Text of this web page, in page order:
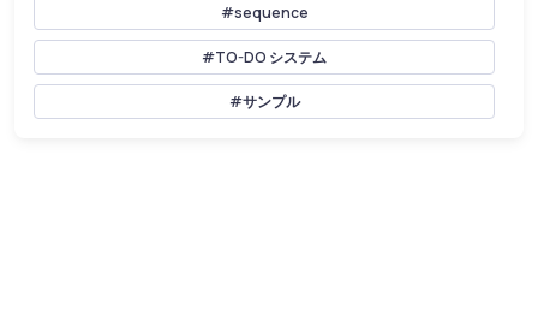
#sequence
#TO-DO システム
#サンプル